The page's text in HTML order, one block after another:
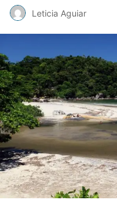
Leticia Aguiar